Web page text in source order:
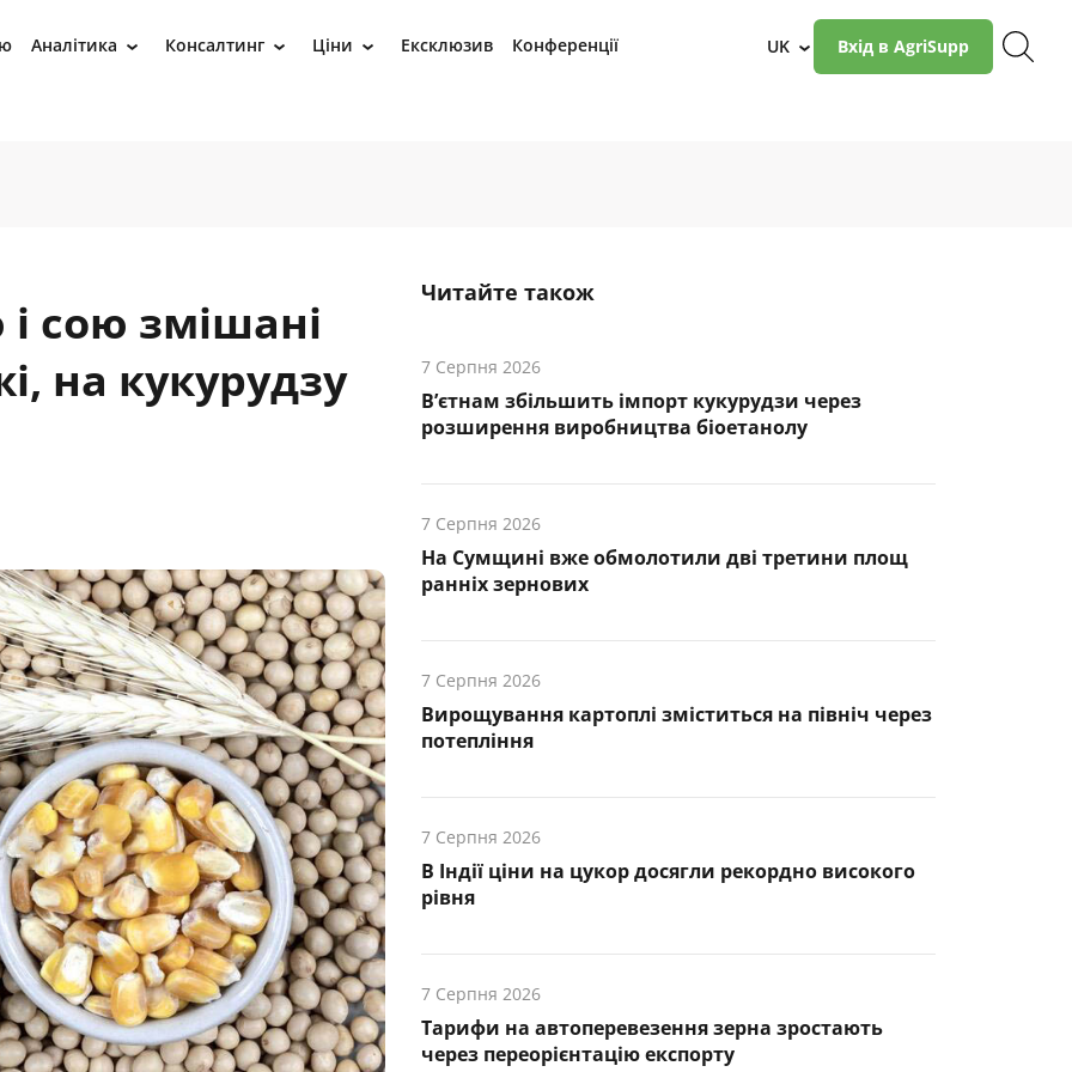
Аналітика › Консалтинг › Ціни › Ексклюзив Конференції UK › Вхід в AgriSupp
сою змішані
на кукурудзу
Читайте також
7 Серпня 2026
В’єтнам збільшить імпорт кукурудзи через
розширення виробництва біоетанолу
7 Серпня 2026
На Сумщині вже обмолотили дві третини площ
ранніх зернових
7 Серпня 2026
Вирощування картоплі зміститься на північ через
потепління
7 Серпня 2026
В Індії ціни на цукор досягли рекордно високого
рівня
7 Серпня 2026
Тарифи на автоперевезення зерна зростають
через переорієнтацію експорту